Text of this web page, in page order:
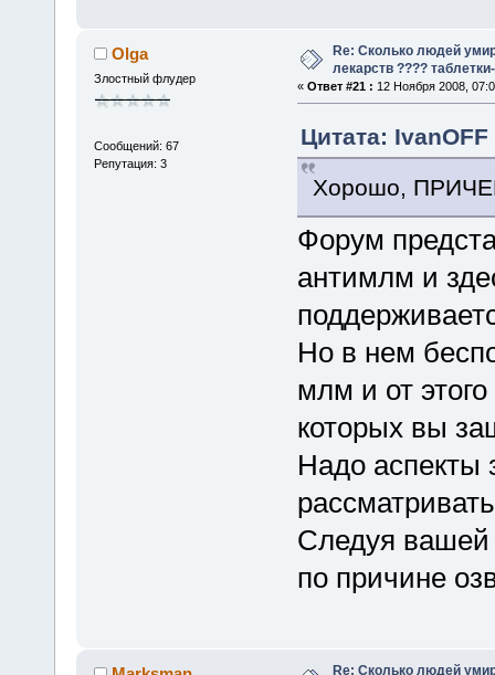
Olga
Злостный флудер
Сообщений: 67
Репутация: 3
Re: Сколько людей
лекарств ????
« Ответ #21 : 12 Ноября 2008,
Цитата:
Хорошо,
Форум
антимлм и
Но в нем
млм и от
которых вы
Надо аспекты
Следуя вашей
по причине
Re: Сколько людей